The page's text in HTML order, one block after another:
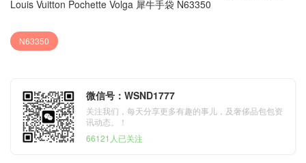
Louis Vuitton Pochette Volga 犀牛手袋 N63350
N63350
微信号：WSND1777
关注我们，每天分享更多有趣的事儿，及奢侈品包包资
讯动态。！
66121人已关注